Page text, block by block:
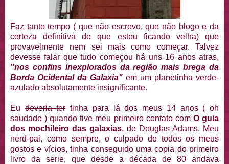
Faz tanto tempo ( que não escrevo, que não blogo e da
certeza definitiva de que estou ficando velha) que
provavelmente nem sei mais como começar. Talvez
devesse falar que tudo começou há uns 16 anos atras,
"nos confins inexplorados da região mais brega da
Borda Ocidental da Galaxia" em um planetinha verde-
azulado absolutamente insignificante.
Eudeveria tertinha para lá dos meus 14 anos ( oh
saudade ) quando tive meu primeiro contato com O guia
dos mochileiro das galaxias, de Douglas Adams. Meu
nerd-pai, como sempre, o culpado de todos os meus
gostos e vícios, tinha conseguido uma copia do primeiro
livro da serie, que desde a década de 80 andava